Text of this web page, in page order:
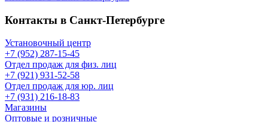
Контакты в Санкт-Петербурге
Установочный центр
+7 (952) 287-15-45
Отдел продаж для физ. лиц
+7 (921) 931-52-58
Отдел продаж для юр. лиц
+7 (931) 216-18-83
Магазины
Оптовые и розничные